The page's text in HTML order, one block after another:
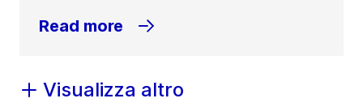
Read more
Visualizza altro